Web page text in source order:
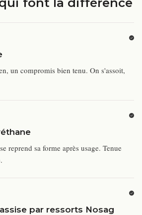
un compromis bien tenu. On s'assoit,
reprend sa forme après usage. Tenue
par ressorts Nosag